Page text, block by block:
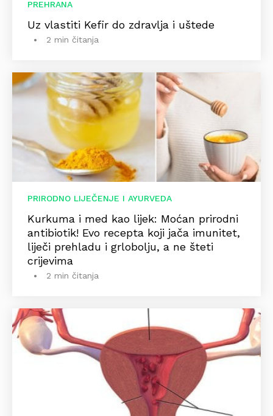
PREHRANA
Uz vlastiti Kefir do zdravlja i uštede
2 min čitanja
PRIRODNO LIJEČENJE I AYURVEDA
Kurkuma i med kao lijek: Moćan prirodni
antibiotik! Evo recepta koji jača imunitet,
liječi prehladu i grlobolju, a ne šteti
crijevima
2 min čitanja